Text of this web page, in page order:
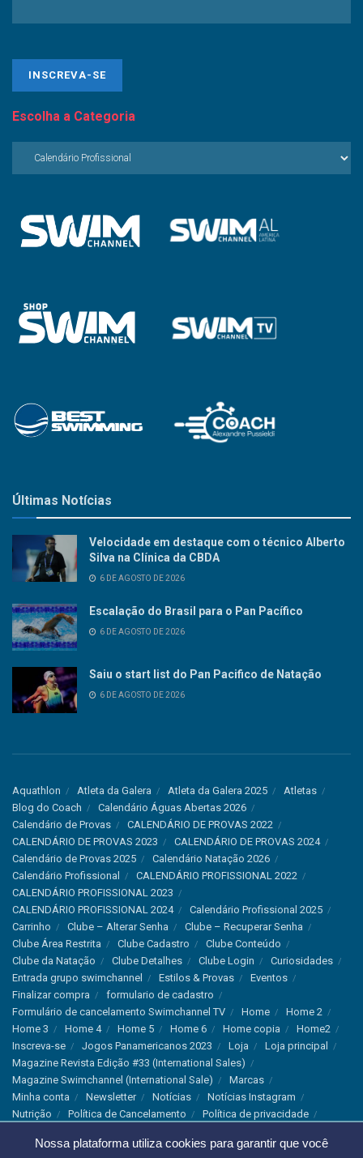
Nossa plataforma utiliza cookies para garantir que você
Escolha a Categoria
Últimas Notícias
Velocidade em destaque com o técnico Alberto
Silva na Clínica da CBDA
6 DE AGOSTO DE 2026
Escalação do Brasil para o Pan Pacífico
6 DE AGOSTO DE 2026
Saiu o start list do Pan Pacifico de Natação
6 DE AGOSTO DE 2026
Aquathlon Atleta da Galera Atleta da Galera 2025
Atletas
Blog do Coach
Calendário Águas Abertas 2026
Calendário de Provas
CALENDÁRIO DE PROVAS 2022
CALENDÁRIO DE PROVAS 2023
CALENDÁRIO DE PROVAS 2024
Calendário de Provas 2025
Calendário Natação 2026
Calendário Profissional
CALENDÁRIO PROFISSIONAL 2022
CALENDÁRIO PROFISSIONAL 2023
CALENDÁRIO PROFISSIONAL 2024
Calendário Profissional 2025
Carrinho
Clube – Alterar Senha
Clube – Recuperar Senha
Clube Área Restrita
Clube Cadastro
Clube Conteúdo
Clube da Natação
Clube Detalhes Clube Login
Curiosidades
Entrada grupo swimchannel
Estilos & Provas
Eventos
Finalizar compra
formulario de cadastro
Formulário de cancelamento Swimchannel TV
Home
Home 2
Home 3
Home 4 Home 5 Home 6 Home copia
Home2
Inscreva-se
Jogos Panamericanos 2023 Loja
Loja principal
Magazine Revista Edição #33 (International Sales)
Magazine Swimchannel (International Sale)
Marcas
Minha conta
Newsletter Notícias
Notícias Instagram
Nutrição
Política de Cancelamento
Política de privacidade
Recordes & Rankings
Revistas Saúde Sobre Nós